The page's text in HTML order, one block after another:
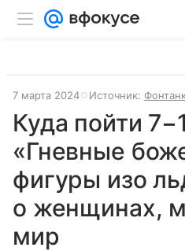
7 марта 2024 Источник:
Куда пойти
«Гневные
фигуры изо
о женщинах,
мир